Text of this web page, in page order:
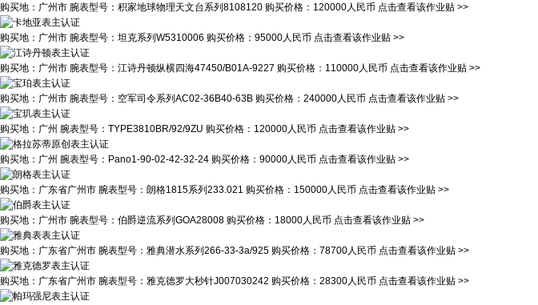
购买地： 广州市 腕表型号： 积家地球物理天文台系列8108120 购买价格： 120000人民币 点击查看该作业贴 >>
购买地： 广州市 腕表型号： 坦克系列W5310006 购买价格： 95000人民币 点击查看该作业贴 >>
购买地： 广州市 腕表型号： 江诗丹顿纵横四海47450/B01A-9227 购买价格： 110000人民币 点击查看该作业贴 >>
购买地： 广州市 腕表型号： 空军司令系列AC02-36B40-63B 购买价格： 240000人民币 点击查看该作业贴 >>
购买地： 广州 腕表型号： TYPE3810BR/92/9ZU 购买价格： 120000人民币 点击查看该作业贴 >>
购买地： 广州 腕表型号： Pano1-90-02-42-32-24 购买价格： 90000人民币 点击查看该作业贴 >>
购买地： 广东省广州市 腕表型号： 朗格1815系列233.021 购买价格： 150000人民币 点击查看该作业贴 >>
购买地： 广州市 腕表型号： 伯爵逆流系列GOA28008 购买价格： 18000人民币 点击查看该作业贴 >>
购买地： 广东省广州市 腕表型号： 雅典潜水系列266-33-3a/925 购买价格： 78700人民币 点击查看该作业贴 >>
购买地： 广东省广州市 腕表型号： 雅克德罗大秒针J007030242 购买价格： 28300人民币 点击查看该作业贴 >>